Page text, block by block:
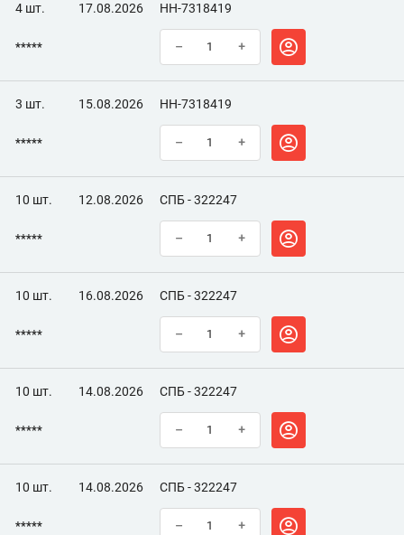
4 шт. 17.08.2026 НН-7318419
***** – +
3 шт. 15.08.2026 НН-7318419
***** – +
10 шт. 12.08.2026 СПБ - 322247
***** – +
10 шт. 16.08.2026 СПБ - 322247
***** – +
10 шт. 14.08.2026 СПБ - 322247
***** – +
10 шт. 14.08.2026 СПБ - 322247
***** – +